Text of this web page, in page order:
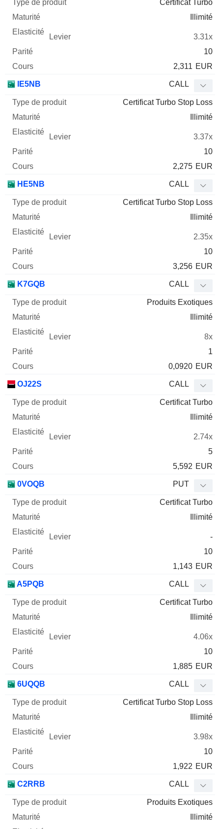
Certificat Turbo
Illimité
3.31x
10
2,311 EUR
IE5NB CALL
Certificat Turbo Stop Loss
Illimité
3.37x
10
2,275 EUR
HE5NB CALL
Certificat Turbo Stop Loss
Illimité
2.35x
10
3,256 EUR
K7GQB CALL
Produits Exotiques
Illimité
8x
1
0,0920 EUR
OJ22S CALL
Certificat Turbo
Illimité
2.74x
5
5,592 EUR
0VOQB PUT
Certificat Turbo
Illimité
-
10
1,143 EUR
A5PQB CALL
Certificat Turbo
Illimité
4.06x
10
1,885 EUR
6UQQB CALL
Certificat Turbo Stop Loss
Illimité
3.98x
10
1,922 EUR
C2RRB CALL
Produits Exotiques
Illimité